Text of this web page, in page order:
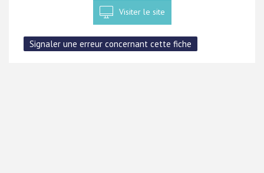
Visiter le site